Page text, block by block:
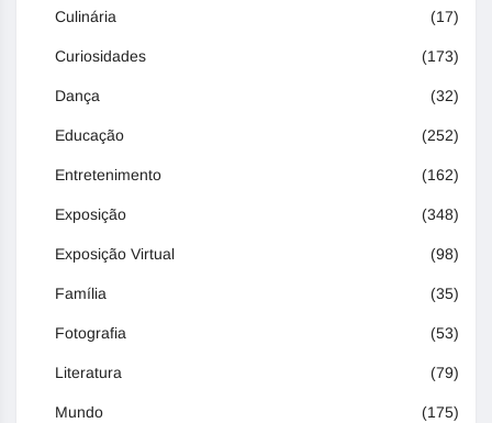
Culinária (17)
Curiosidades (173)
Dança (32)
Educação (252)
Entretenimento (162)
Exposição (348)
Exposição Virtual (98)
Família (35)
Fotografia (53)
Literatura (79)
Mundo (175)